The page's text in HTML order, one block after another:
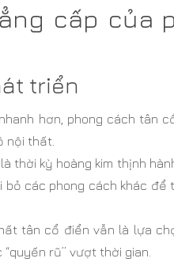
cấp của
triển
hơn, phong cách tân
nội thất.
thời kỳ hoàng kim thịnh
các phong cách khác để
tân cổ điển vẫn là lựa
rũ” vượt thời gian.